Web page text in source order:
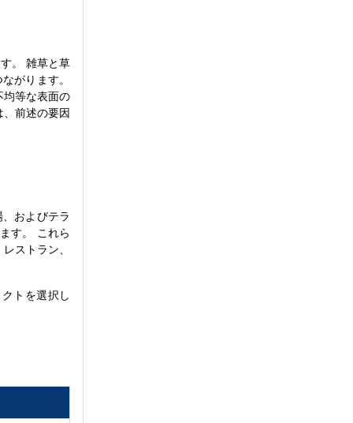
。 雑草と草
がります。
均等な表面の
前述の要因
およびテラ
す。 これら
ストラン、
トを選択し